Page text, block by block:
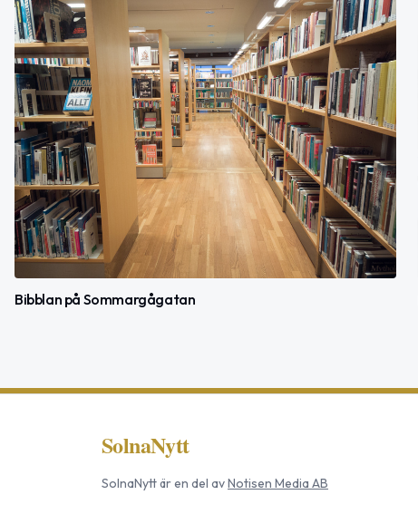
Bibblan på Sommargågatan
SolnaNytt
SolnaNyttär en del avNotisen Media AB